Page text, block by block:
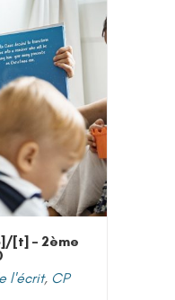
[t] – 2ème
l'écrit, CP